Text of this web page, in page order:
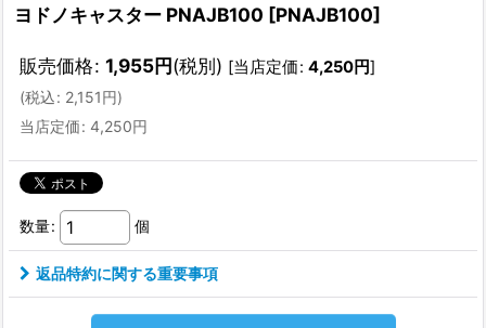
ヨドノキャスター PNAJB100 [PNAJB100]
販売価格: 1,955円(税別) [当店定価: 4,250円]
(税込: 2,151円)
当店定価: 4,250円
数量: 個
返品特約に関する重要事項